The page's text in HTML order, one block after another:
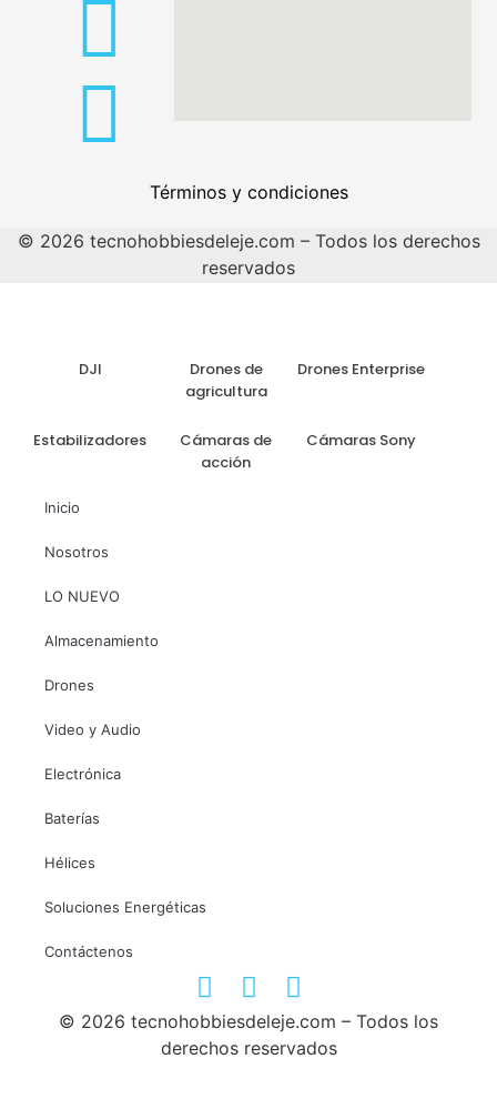
Términos y condiciones
© 2026 tecnohobbiesdeleje.com – Todos los derechos
reservados
DJI
Drones de
agricultura
Drones Enterprise
Estabilizadores
Cámaras de
acción
Cámaras Sony
Inicio
Nosotros
LO NUEVO
Almacenamiento
Drones
Video y Audio
Electrónica
Baterías
Hélices
Soluciones Energéticas
Contáctenos
© 2026 tecnohobbiesdeleje.com – Todos los
derechos reservados